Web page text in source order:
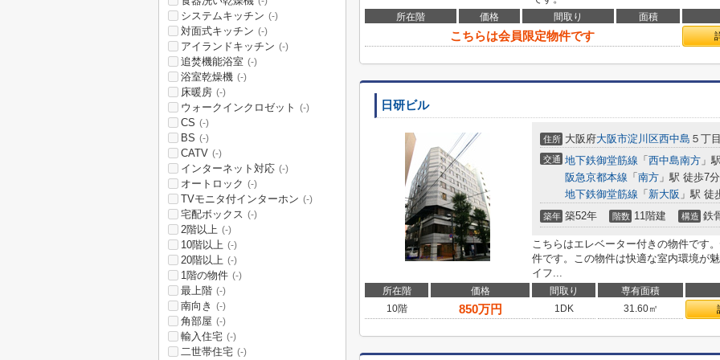
所在階 価格 間取り 面積
こちらは会員限定物件です
日研ビル
住所 大阪府大阪市淀川区西中島 ５丁
交通 地下鉄御堂筋線 「 西中島南方 」
阪急京都本線 「 南方 」駅 徒歩7分
地下鉄御堂筋線 「 新大阪 」駅 徒
築年 築52年 階数 11階建 構造 鉄
こちらはエレベーター付きの物件です
件です。この物件は快適な室内環境が
イフ...
所在階 価格 間取り
専有面積
10階
850万円 1DK 31.60㎡
システムキッチン (-)
対面式キッチン (-)
アイランドキッチン (-)
追焚機能浴室 (-)
浴室乾燥機 (-)
床暖房 (-)
ウォークインクロゼット (-)
CS (-)
BS (-)
CATV (-)
インターネット対応 (-)
オートロック (-)
TVモニタ付インターホン (-)
宅配ボックス (-)
2階以上 (-)
10階以上 (-)
20階以上 (-)
1階の物件 (-)
最上階 (-)
南向き (-)
角部屋 (-)
輸入住宅 (-)
二世帯住宅 (-)